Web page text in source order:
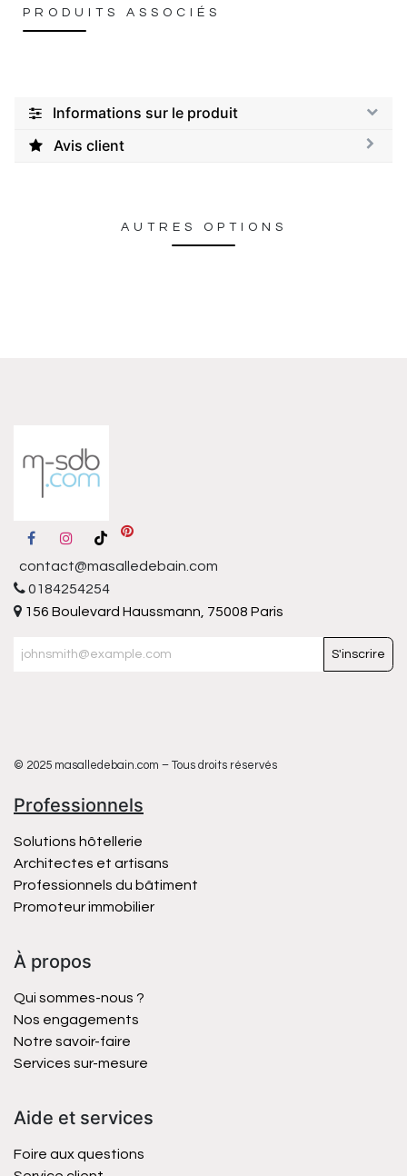
PRODUITS ASSOCIÉS
Informations sur le produit
Avis client
AUTRES OPTIONS
contact@masalledebain.com
0184254254
156 Boulevard Haussmann, 75008 Paris
S'inscrire
© 2025 masalledebain.com – Tous droits réservés
Professionnels
Solutions hôtellerie
Architectes et artisans
Professionnels du bâtiment
Promoteur immobilier
À propos
Qui sommes-nous ?
Nos engagements
Notre savoir-faire
Services sur-mesure
Aide et services
Foire aux questions